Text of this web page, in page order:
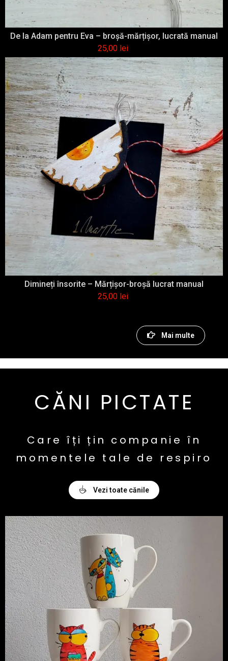
De la Adam pentru Eva – broşă-mărțişor, lucrată manual
25,00 lei
Dimineți însorite – Mărțişor-broşă lucrat manual
25,00 lei
Mai multe
CĂNI PICTATE
Care îți țin companie în
momentele tale de respiro
Vezi toate cănile